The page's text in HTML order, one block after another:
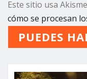
Este sitio usa
cómo se procesan
PUEDES